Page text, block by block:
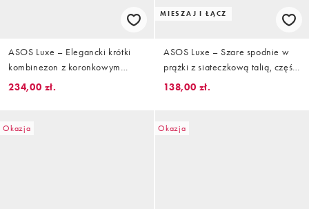
ASOS Luxe – Elegancki krótki
kombinezon z koronkowym
wykończeniem
234,00 zł.
MIESZAJ I ŁĄCZ
ASOS Luxe – Szare spodnie w
prążki z siateczkową talią, część
zestawu
138,00 zł.
Okazja Okazja